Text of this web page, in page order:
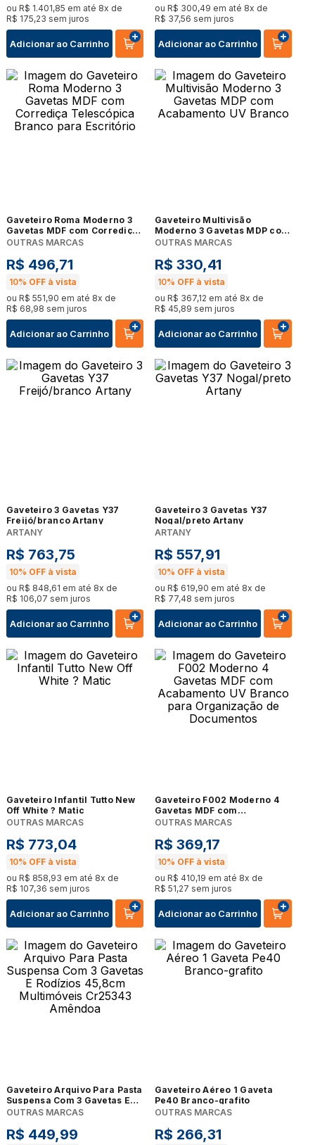
ou R$ 1.401,85 em até 8x de
R$ 175,23 sem juros
Adicionar ao Carrinho
ou R$ 300,49 em até 8x de
R$ 37,56 sem juros
Adicionar ao Carrinho
Gaveteiro Roma Moderno 3
Gavetas MDF com Corrediça
Telescópica Branco para
OUTRAS MARCAS
R$ 496,71
10% OFF à vista
ou R$ 551,90 em até 8x de
R$ 68,98 sem juros
Adicionar ao Carrinho
Gaveteiro Multivisão
Moderno 3 Gavetas MDP com
Acabamento UV Branco
OUTRAS MARCAS
R$ 330,41
10% OFF à vista
ou R$ 367,12 em até 8x de
R$ 45,89 sem juros
Adicionar ao Carrinho
Gaveteiro 3 Gavetas Y37
Freijó/branco Artany
ARTANY
R$ 763,75
10% OFF à vista
ou R$ 848,61 em até 8x de
R$ 106,07 sem juros
Adicionar ao Carrinho
Gaveteiro 3 Gavetas Y37
Nogal/preto Artany
ARTANY
R$ 557,91
10% OFF à vista
ou R$ 619,90 em até 8x de
R$ 77,48 sem juros
Adicionar ao Carrinho
Gaveteiro Infantil Tutto New
Off White ? Matic
OUTRAS MARCAS
R$ 773,04
10% OFF à vista
ou R$ 858,93 em até 8x de
R$ 107,36 sem juros
Adicionar ao Carrinho
Gaveteiro F002 Moderno 4
Gavetas MDF com
Acabamento UV Branco para
OUTRAS MARCAS
R$ 369,17
10% OFF à vista
ou R$ 410,19 em até 8x de
R$ 51,27 sem juros
Adicionar ao Carrinho
Gaveteiro Arquivo Para Pasta
Suspensa Com 3 Gavetas E
Rodízios 45,8cm Multimóveis
OUTRAS MARCAS
R$ 449,99
Gaveteiro Aéreo 1 Gaveta
Pe40 Branco-grafito
OUTRAS MARCAS
R$ 266,31